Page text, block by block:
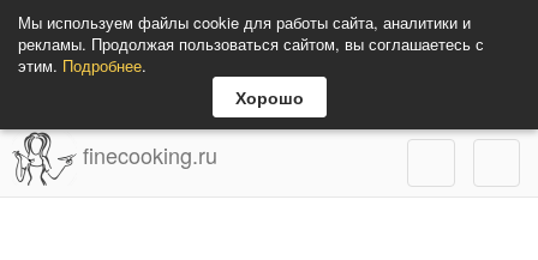
Мы используем файлы cookie для работы сайта, аналитики и
рекламы. Продолжая пользоваться сайтом, вы соглашаетесь с
этим. Подробнее.
Хорошо
finecooking.ru